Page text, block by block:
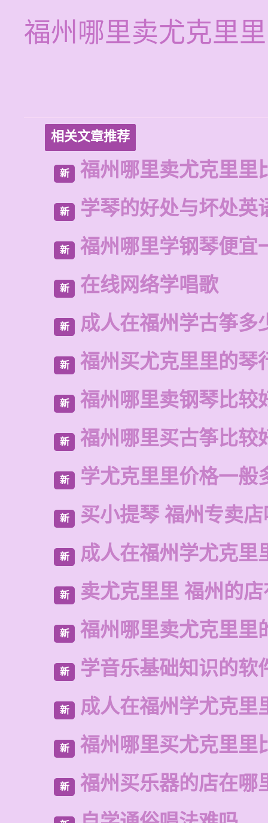
福州哪里卖尤克里
相关文章推荐
新 福州哪里卖尤克里里
新 学琴的好处与坏处英
新 福州哪里学钢琴便宜
新 在线网络学唱歌
新 成人在福州学古筝多
新 福州买尤克里里的琴
新 福州哪里卖钢琴比较
新 福州哪里买古筝比较
新 学尤克里里价格一般
新 买小提琴 福州专卖
新 成人在福州学尤克里
新 卖尤克里里 福州的
新 福州哪里卖尤克里里
新 学音乐基础知识的软
新 成人在福州学尤克里
新 福州哪里买尤克里里
新 福州买乐器的店在哪